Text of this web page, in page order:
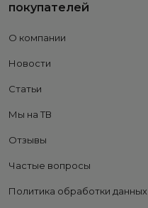
покупателей
О компании
Новости
Статьи
Мы на ТВ
Отзывы
Частые вопросы
Политика обработки данных